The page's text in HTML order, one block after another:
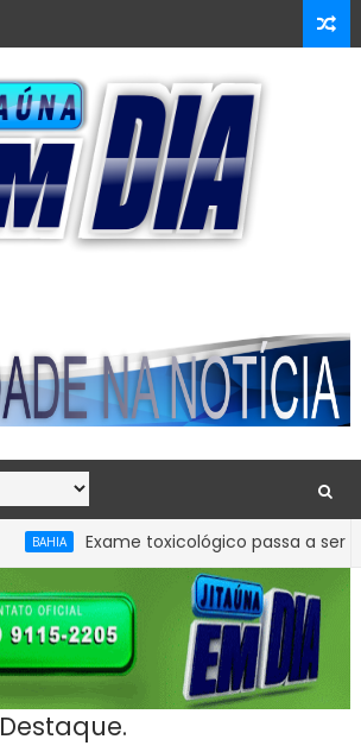
Exame toxicológico passa a ser
pessoal da Câmara de Ibirataia